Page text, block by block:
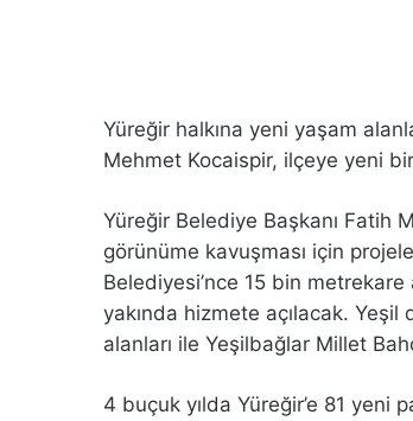
Yüreğir halkına yeni yaşam
Mehmet Kocaispir, ilçeye yeni
Yüreğir Belediye Başkanı Fatih
görünüme kavuşması için
Belediyesi’nce 15 bin
yakında hizmete açılacak.
alanları ile Yeşilbağlar Millet
4 buçuk yılda Yüreğir’e 81 yeni